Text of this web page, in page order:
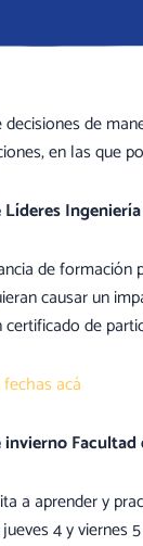
de
en las que
Líderes
de
causar un
certificado de
acá
invierno Facultad
a aprender y
4 y viernes